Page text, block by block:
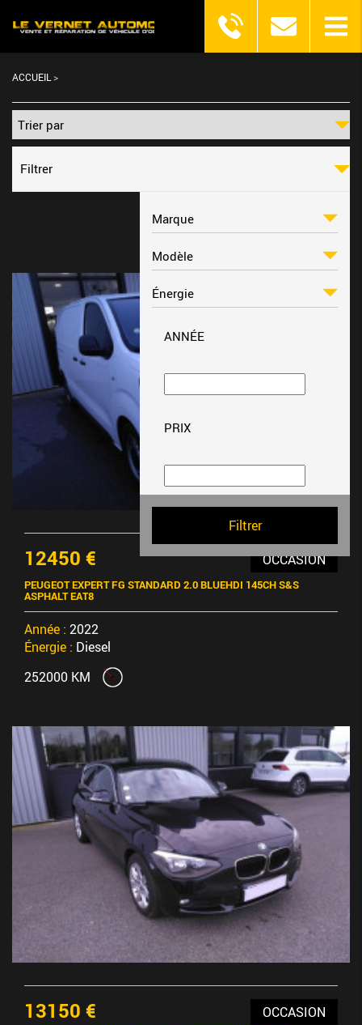
ACCUEIL >
Filtrer
ANNÉE
PRIX
12450 € OCCASION
PEUGEOT EXPERT FG STANDARD 2.0 BLUEHDI 145CH S&S
ASPHALT EAT8
Année : 2022
Énergie : Diesel
252000 KM
13150 € OCCASION